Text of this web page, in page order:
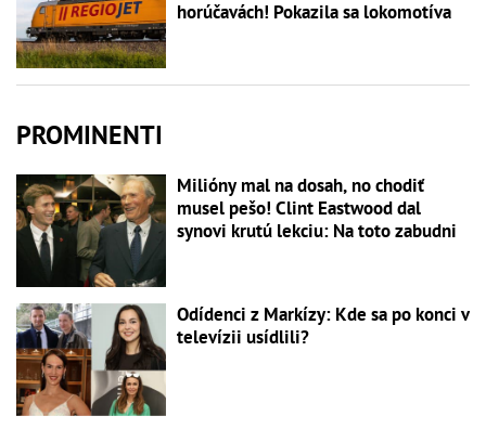
horúčavách! Pokazila sa lokomotíva
PROMINENTI
Milióny mal na dosah, no chodiť
musel pešo! Clint Eastwood dal
synovi krutú lekciu: Na toto zabudni
Odídenci z Markízy: Kde sa po konci v
televízii usídlili?